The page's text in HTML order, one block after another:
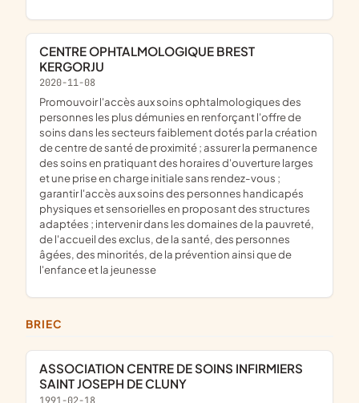
CENTRE OPHTALMOLOGIQUE BREST
KERGORJU
2020-11-08
promouvoir l'accès aux soins ophtalmologiques des
personnes les plus démunies en renforçant l'offre de
soins dans les secteurs faiblement dotés par la création
de centre de santé de proximité ; assurer la permanence
des soins en pratiquant des horaires d'ouverture larges
et une prise en charge initiale sans rendez-vous ;
garantir l'accès aux soins des personnes handicapés
physiques et sensorielles en proposant des structures
adaptées ; intervenir dans les domaines de la pauvreté,
de l'accueil des exclus, de la santé, des personnes
âgées, des minorités, de la prévention ainsi que de
l'enfance et la jeunesse
BRIEC
ASSOCIATION CENTRE DE SOINS INFIRMIERS
SAINT JOSEPH DE CLUNY
1991-02-18